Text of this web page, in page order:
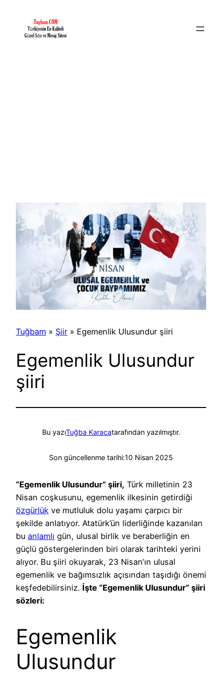
Tuğbam » Şiir » Egemenlik Ulusundur şiiri
Egemenlik Ulusundur
şiiri
Bu yazıTuğba Karacatarafından yazılmıştır.
Son güncellenme tarihi:10 Nisan 2025
“Egemenlik Ulusundur” şiiri, Türk milletinin 23
Nisan coşkusunu, egemenlik ilkesinin getirdiği
özgürlük ve mutluluk dolu yaşamı çarpıcı bir
şekilde anlatıyor. Atatürk’ün liderliğinde kazanılan
bu anlamlı gün, ulusal birlik ve beraberliğin en
güçlü göstergelerinden biri olarak tarihteki yerini
alıyor. Bu şiiri okuyarak, 23 Nisan’ın ulusal
egemenlik ve bağımsızlık açısından taşıdığı önemi
keşfedebilirsiniz. İşte “Egemenlik Ulusundur” şiiri
sözleri:
Egemenlik
Ulusundur